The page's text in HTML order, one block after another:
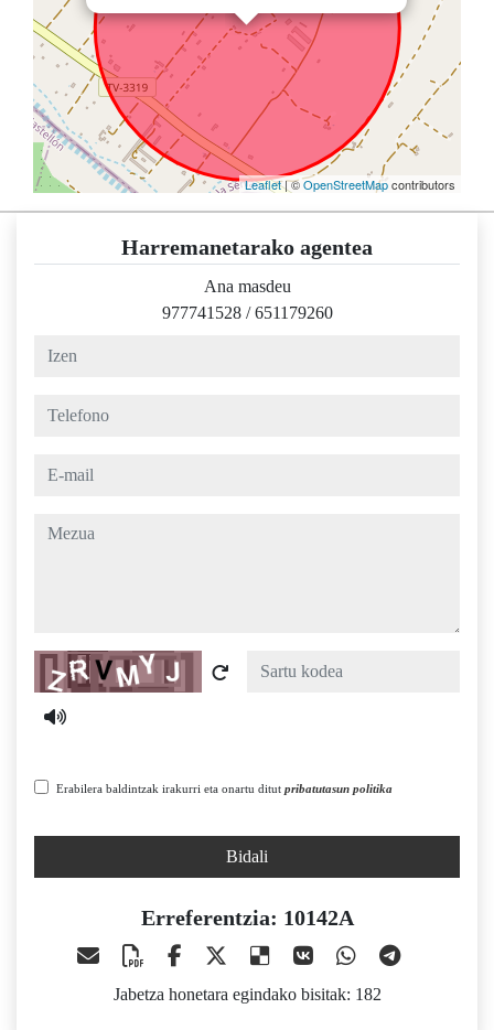
Leaflet| ©OpenStreetMapcontributors
Harremanetarako agentea
Ana masdeu
977741528 /651179260
izen
telefono
e-mail
mezua
Captcha
Erabilera baldintzak irakurri eta onartu ditut pribatutasun politika
Bidali
Erreferentzia: 10142A
Jabetza honetara egindako bisitak: 182